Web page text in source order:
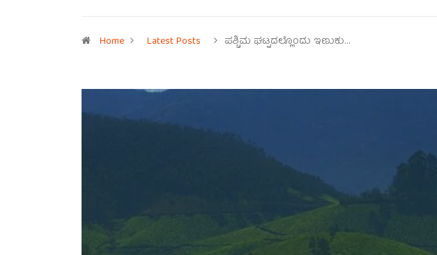
Home Latest Posts ಪಶ್ಚಿಮ ಘಟ್ಟದಲ್ಲೊಂದು ಇಣುಕು…